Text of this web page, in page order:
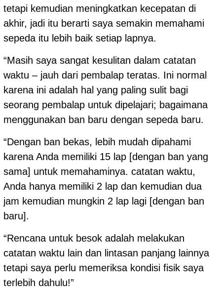
tetapi kemudian meningkatkan kecepatan di
akhir, jadi itu berarti saya semakin memahami
sepeda itu lebih baik setiap lapnya.
“Masih saya sangat kesulitan dalam catatan
waktu – jauh dari pembalap teratas. Ini normal
karena ini adalah hal yang paling sulit bagi
seorang pembalap untuk dipelajari; bagaimana
menggunakan ban baru dengan sepeda baru.
“Dengan ban bekas, lebih mudah dipahami
karena Anda memiliki 15 lap [dengan ban yang
sama] untuk memahaminya. catatan waktu,
Anda hanya memiliki 2 lap dan kemudian dua
jam kemudian mungkin 2 lap lagi [dengan ban
baru].
“Rencana untuk besok adalah melakukan
catatan waktu lain dan lintasan panjang lainnya
tetapi saya perlu memeriksa kondisi fisik saya
terlebih dahulu!”